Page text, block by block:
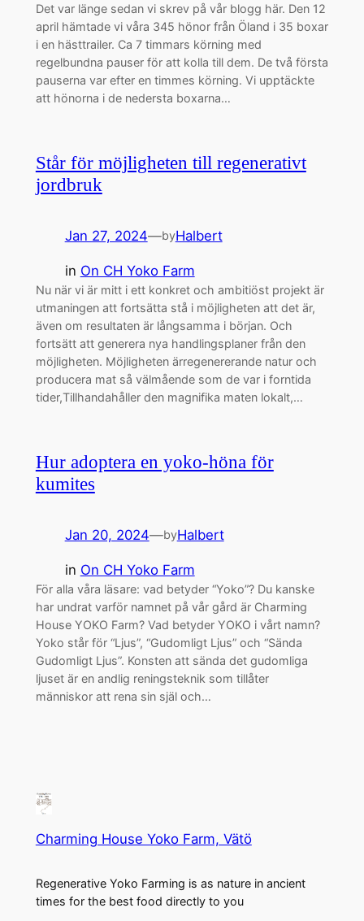
Det var länge sedan vi skrev på vår blogg här. Den 12
april hämtade vi våra 345 hönor från Öland i 35 boxar
i en hästtrailer. Ca 7 timmars körning med
regelbundna pauser för att kolla till dem. De två första
pauserna var efter en timmes körning. Vi upptäckte
att hönorna i de nedersta boxarna…
Står för möjligheten till regenerativt
jordbruk
Jan 27, 2024—byHalbert
in On CH Yoko Farm
Nu när vi är mitt i ett konkret och ambitiöst projekt är
utmaningen att fortsätta stå i möjligheten att det är,
även om resultaten är långsamma i början. Och
fortsätt att generera nya handlingsplaner från den
möjligheten. Möjligheten ärregenererande natur och
producera mat så välmående som de var i forntida
tider,Tillhandahåller den magnifika maten lokalt,…
Hur adoptera en yoko-höna för
kumites
Jan 20, 2024—byHalbert
in On CH Yoko Farm
För alla våra läsare: vad betyder “Yoko”? Du kanske
har undrat varför namnet på vår gård är Charming
House YOKO Farm? Vad betyder YOKO i vårt namn?
Yoko står för “Ljus”, “Gudomligt Ljus” och “Sända
Gudomligt Ljus”. Konsten att sända det gudomliga
ljuset är en andlig reningsteknik som tillåter
människor att rena sin själ och…
Charming House Yoko Farm, Vätö
Regenerative Yoko Farming is as nature in ancient
times for the best food directly to you